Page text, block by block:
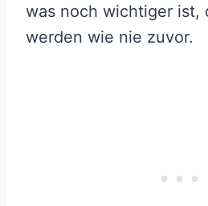
was noch wichtiger ist,
werden wie nie zuvor.